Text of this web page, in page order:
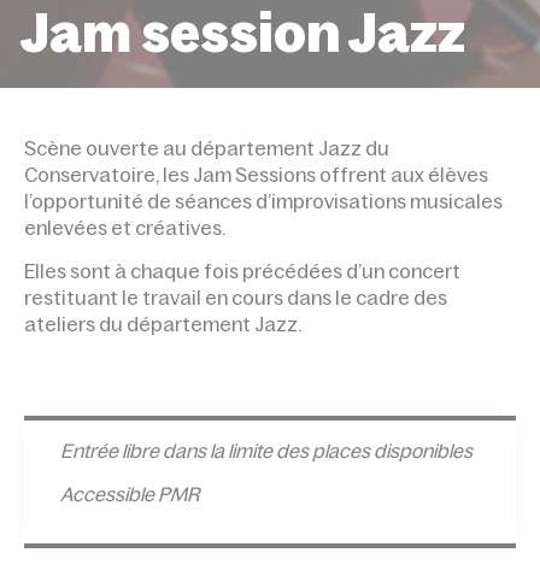
Jam session Jazz
Scène ouverte au département Jazz du
Conservatoire, les Jam Sessions offrent aux élèves
l’opportunité de séances d’improvisations musicales
enlevées et créatives.
Elles sont à chaque fois précédées d’un concert
restituant le travail en cours dans le cadre des
ateliers du département Jazz.
Entrée libre dans la limite des places disponibles
Accessible PMR